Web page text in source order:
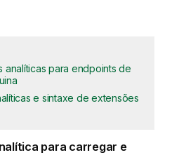
analíticas para endpoints de
e sintaxe de extensões
para carregar e